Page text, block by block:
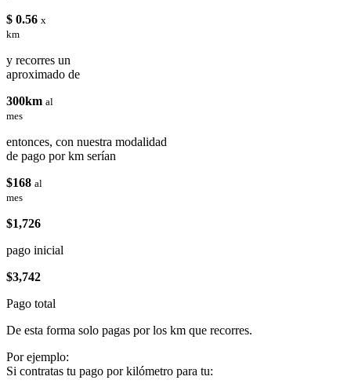
$ 0.56 x
km
y recorres un
aproximado de
300km al
mes
entonces, con nuestra modalidad
de pago por km serían
$168 al
mes
$1,726
pago inicial
$3,742
Pago total
De esta forma solo pagas por los km que recorres.
Por ejemplo:
Si contratas tu pago por kilómetro para tu: